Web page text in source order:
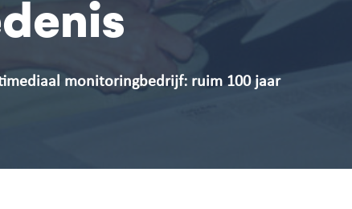
monitoringbedrijf: ruim 100 jaar